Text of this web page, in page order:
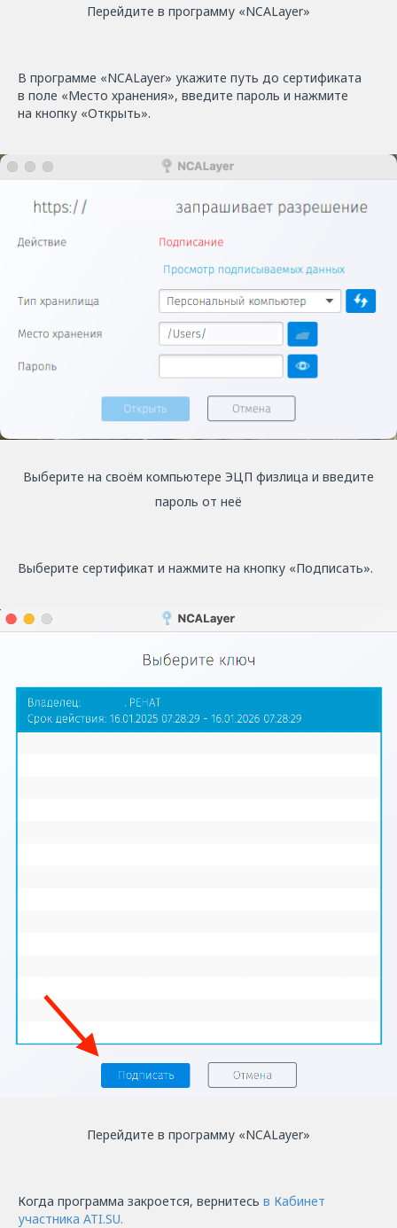
Перейдите в программу «NCАLayer»
В программе «NCALayer» укажите путь до сертификата
в поле «Место хранения», введите пароль и нажмите
на кнопку «Открыть».
Выберите на своём компьютере ЭЦП физлица и введите
пароль от неё
Выберите сертификат и нажмите на кнопку «Подписать».
Перейдите в программу «NCАLayer»
Когда программа закроется, вернитесь в Кабинет
участника ATI.SU.